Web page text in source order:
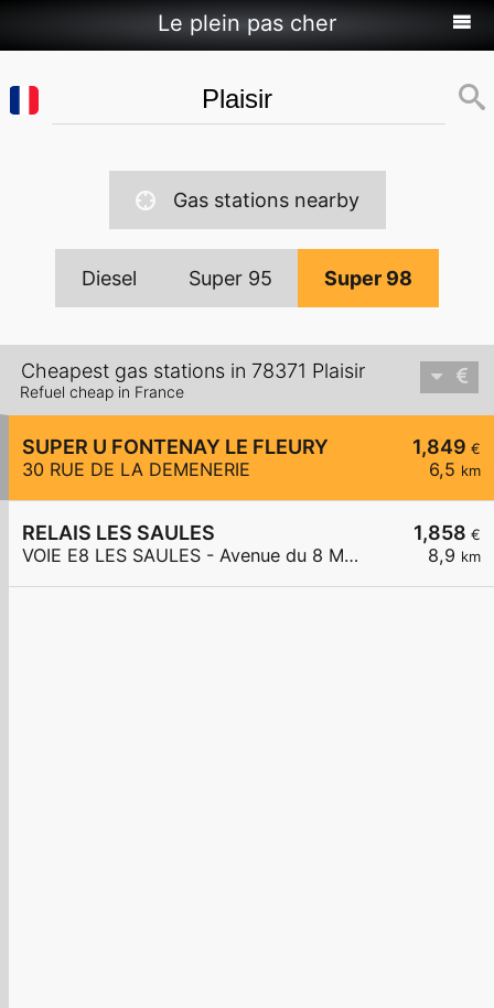
Le plein pas cher
Gas stations nearby
Diesel Super 95 Super 98
Cheapest gas stations in 78371 Plaisir
Refuel cheap in France
1,849 €
6,5 km
SUPER U FONTENAY LE FLEURY
30 RUE DE LA DEMENERIE
1,858 €
8,9 km
RELAIS LES SAULES
VOIE E8 LES SAULES - Avenue du 8 Mai 1945